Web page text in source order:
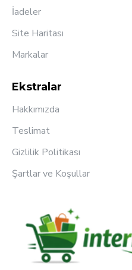
İadeler
Site Haritası
Markalar
Ekstralar
Hakkımızda
Teslimat
Gizlilik Politikası
Şartlar ve Koşullar